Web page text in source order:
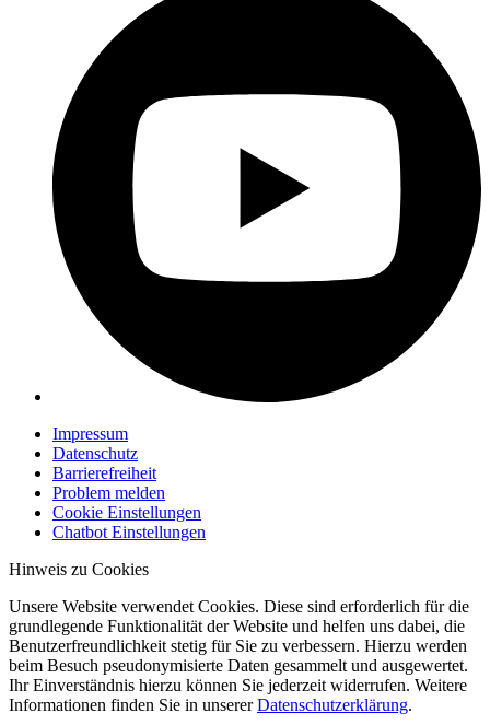
Impressum
Datenschutz
Barrierefreiheit
Problem melden
Cookie Einstellungen
Chatbot Einstellungen
Hinweis zu Cookies
Unsere Website verwendet Cookies. Diese sind erforderlich für die
grundlegende Funktionalität der Website und helfen uns dabei, die
Benutzerfreundlichkeit stetig für Sie zu verbessern. Hierzu werden
beim Besuch pseudonymisierte Daten gesammelt und ausgewertet.
Ihr Einverständnis hierzu können Sie jederzeit widerrufen. Weitere
Informationen finden Sie in unsererDatenschutzerklärung.